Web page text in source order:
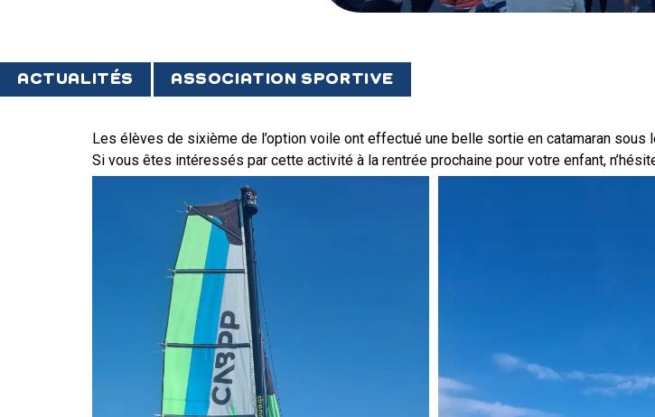
ACTUALITÉS ASSOCIATION SPORTIVE
Les élèves de sixième de l’option voile ont effectué une belle sortie en catamaran sous
Si vous êtes intéressés par cette activité à la rentrée prochaine pour votre enfant,